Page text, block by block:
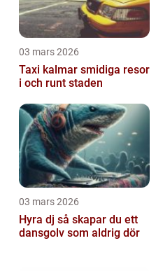
03 mars 2026
Taxi kalmar smidiga resor
i och runt staden
03 mars 2026
Hyra dj så skapar du ett
dansgolv som aldrig dör